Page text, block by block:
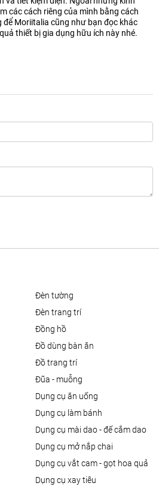
các cách riêng của mình bằng cách
để Moriitalia cũng như bạn đọc khác
thiết bị gia dụng hữu ích này nhé.
đèn tường
đèn trang trí
đồng hồ
đồ dùng bàn ăn
đồ trang trí
đũa - muỗng
dụng cụ ăn uống
dụng cụ làm bánh
dụng cụ mài dao - đế cắm dao
dụng cụ mở nắp chai
dụng cụ vắt cam - gọt hoa quả
dụng cụ xay tiêu